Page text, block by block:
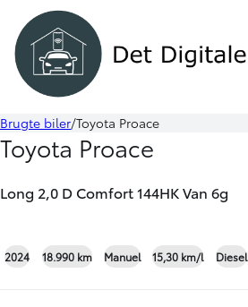
Book prøvetur
Skriv til os
Brugte biler Toyota Proace
Toyota Proace
Long 2,0 D Comfort 144HK Van 6g
DEMO
2024 18.990 km Manuel 15,30 km/l Diesel